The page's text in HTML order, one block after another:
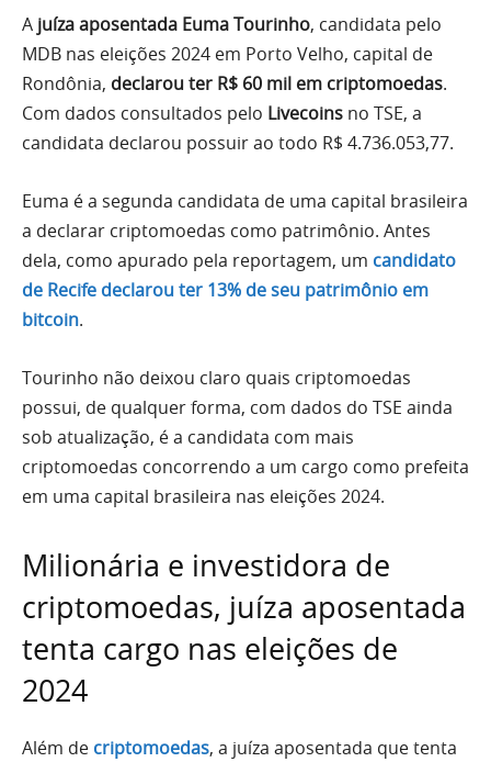
A juíza aposentada Euma Tourinho, candidata pelo
MDB nas eleições 2024 em Porto Velho, capital de
Rondônia, declarou ter R$ 60 mil em criptomoedas.
Com dados consultados pelo Livecoins no TSE, a
candidata declarou possuir ao todo R$ 4.736.053,77.
Euma é a segunda candidata de uma capital brasileira
a declarar criptomoedas como patrimônio. Antes
dela, como apurado pela reportagem, um candidato
de Recife declarou ter 13% de seu patrimônio em
bitcoin.
Tourinho não deixou claro quais criptomoedas
possui, de qualquer forma, com dados do TSE ainda
sob atualização, é a candidata com mais
criptomoedas concorrendo a um cargo como prefeita
em uma capital brasileira nas eleições 2024.
Milionária e investidora de
criptomoedas, juíza aposentada
tenta cargo nas eleições de
2024
Além de criptomoedas, a juíza aposentada que tenta